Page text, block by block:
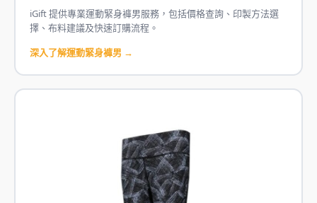
iGift 提供專業運動緊身褲男服務，包括價格查詢、印製方法選
擇、布料建議及快速訂購流程。
深入了解運動緊身褲男 →